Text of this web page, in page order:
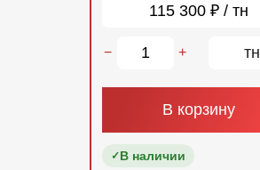
115 300 ₽ / тн
− + тн
В корзину
В наличии